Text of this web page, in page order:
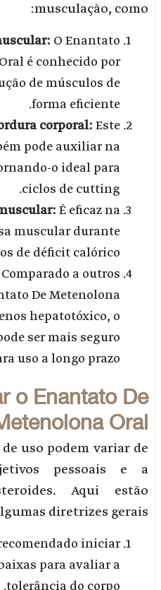
musculação, como:
O Enantato
Oral é conhecido por
de músculos de
forma eficiente.
corporal:Este
pode auxiliar na
o ideal para
ciclos de cutting.
muscular: É eficaz na
muscular durante
de déficit calórico.
Comparado a outros
De Metenolona
hepatotóxico, o
ser mais seguro
uso a longo prazo.
o Enantato De
Metenolona Oral
de uso podem variar de
pessoais e a
Aqui estão
algumas diretrizes gerais:
recomendado iniciar
baixas para avaliar a